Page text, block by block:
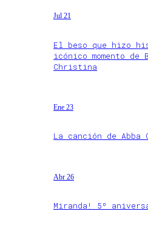
Jul 21
El beso que hizo
icónico momento de
Christina
Ene 23
La canción de
Abr 26
Miranda! 5º